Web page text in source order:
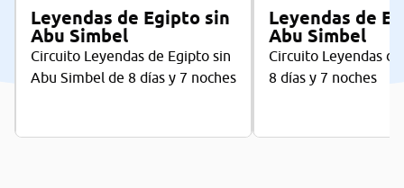
Leyendas de Egipto sin
Abu Simbel
Circuito Leyendas de Egipto sin
Abu Simbel de 8 días y 7 noches
Leyendas de
Abu Simbel
Circuito Leyendas
8 días y 7 noches